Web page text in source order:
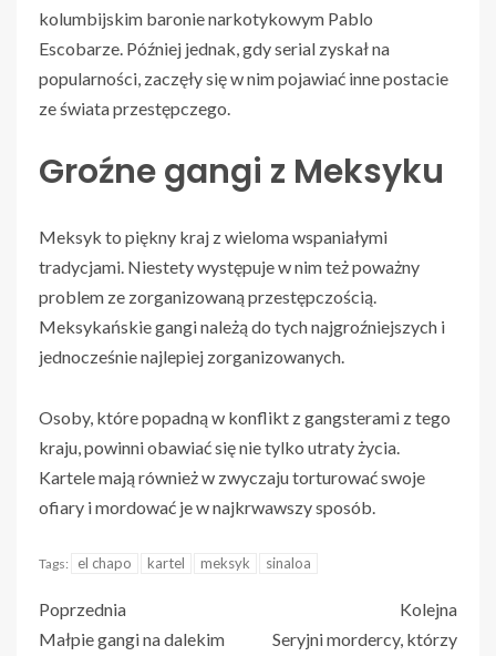
kolumbijskim baronie narkotykowym Pablo
Escobarze. Później jednak, gdy serial zyskał na
popularności, zaczęły się w nim pojawiać inne postacie
ze świata przestępczego.
Groźne gangi z Meksyku
Meksyk to piękny kraj z wieloma wspaniałymi
tradycjami. Niestety występuje w nim też poważny
problem ze zorganizowaną przestępczością.
Meksykańskie gangi należą do tych najgroźniejszych i
jednocześnie najlepiej zorganizowanych.
Osoby, które popadną w konflikt z gangsterami z tego
kraju, powinni obawiać się nie tylko utraty życia.
Kartele mają również w zwyczaju torturować swoje
ofiary i mordować je w najkrwawszy sposób.
Tags: el chapo kartel meksyk sinaloa
Poprzednia
Małpie gangi na dalekim
Kolejna
Seryjni mordercy, którzy